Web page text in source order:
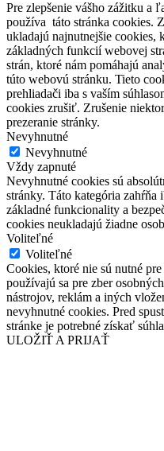
Pre zlepšenie vášho zážitku a
používa táto stránka cookies.
ukladajú najnutnejšie cookies,
základných funkcií webovej
strán, ktoré nám pomáhajú
túto webovú stránku. Tieto
prehliadači iba s vaším
cookies zrušiť. Zrušenie
prezeranie stránky.
Nevyhnutné
Nevyhnutné
Vždy zapnuté
Nevyhnutné cookies sú
stránky. Táto kategória zahŕňa
základné funkcionality a
cookies neukladajú žiadne
Voliteľné
Voliteľné
Cookies, ktoré nie sú nutné
používajú sa pre zber
nástrojov, reklám a iných
nevyhnutné cookies. Pred
stránke je potrebné získať
ULOŽIŤ A PRIJAŤ